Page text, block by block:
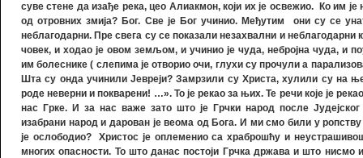
суве стене да изађе река, цео Алиакмон, који их је освежио. Ко им
од отровних змија? Бог. Све је Бог учинио. Међутим они су се
неблагодарни. Пре свега су се показали незахвални и неблагодарни
човек, и ходао је овом земљом, и учинио је чуда, небројна чуда, и
им болеснике ( слепима је отворио очи, глухи су прочули а
Шта су онда учинили Јевреји? Замрзили су Христа, хулили су на
роде неверни и покварени! …». То је рекао за њих. Те речи које је
нас Грке. И за нас важе зато што је Грчки народ после
изабрани народ и дарован је веома од Бога. И ми смо били у
је ослободио? Христос је оплеменио са храброшћу и
многих опасности. То што данас постоји Грчка држава и што нисмо